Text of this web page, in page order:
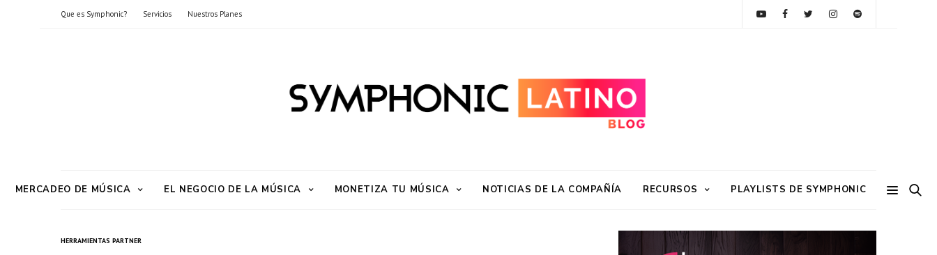
Que es Symphonic? Servicios Nuestros Planes
MERCADEO DE MÚSICA EL NEGOCIO DE LA MÚSICA MONETIZA TU MÚSICA NOTICIAS DE LA COMPAÑÍA RECURSOS PLAYLISTS DE SYMPHONIC
HERRAMIENTAS PARTNER